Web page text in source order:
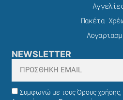
Πακέτα
NEWSLETTER
Συμφωνώ με τους Όρους χρήσης,